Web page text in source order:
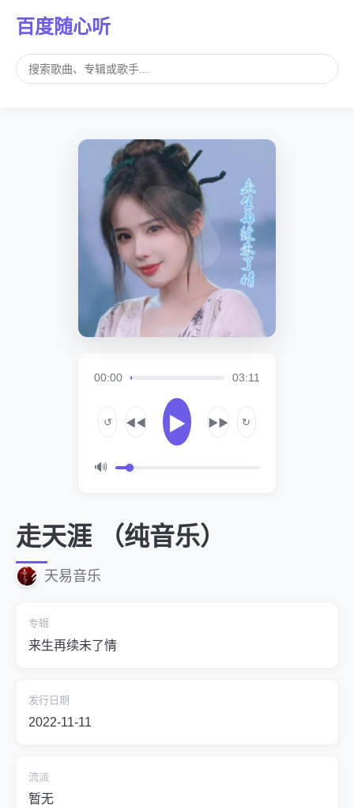
百度随心听
00:00 03:11
↺ ◀◀ ▶ ▶▶ ↻
🔊
走天涯 （纯音乐）
天易音乐
专辑
来生再续未了情
发行日期
2022-11-11
流派
暂无